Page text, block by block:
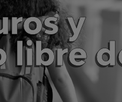
y
libre